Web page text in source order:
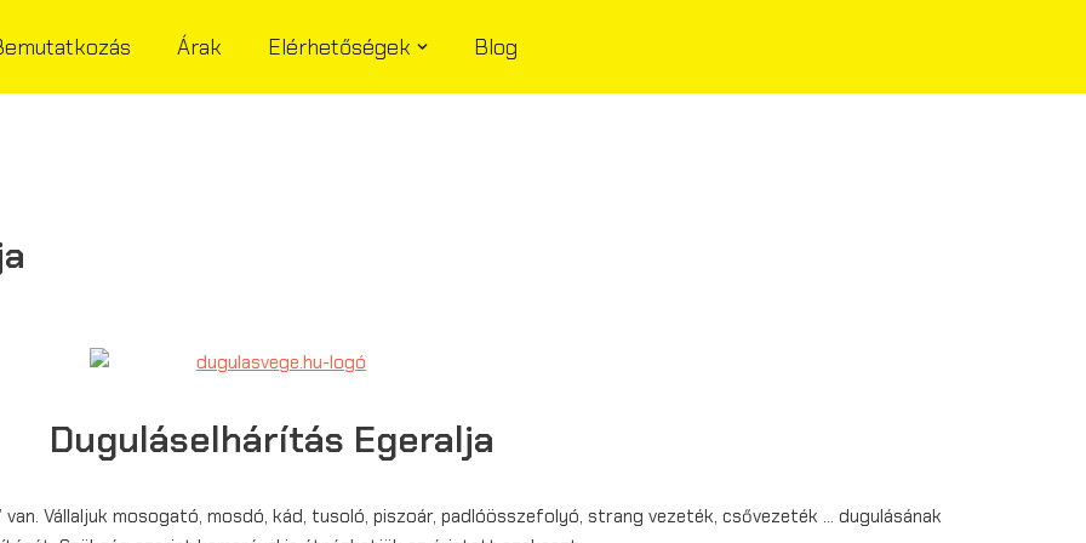
Árak Elérhetőségek Blog
Duguláselhárítás Egeralja
van. Vállaljuk mosogató, mosdó, kád, tusoló, piszoár, padlóösszefolyó, strang vezeték, csővezeték … dugulásának